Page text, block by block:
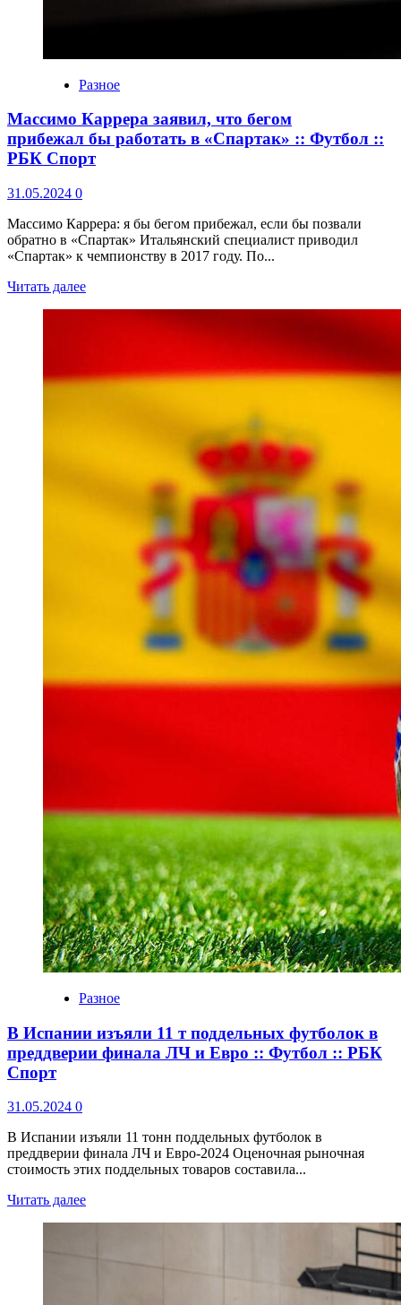
Разное
Массимо Каррера заявил, что бегом
прибежал бы работать в «Спартак» :: Футбол ::
РБК Спорт
31.05.2024 0
Массимо Каррера: я бы бегом прибежал, если бы позвали
обратно в «Спартак» Итальянский специалист приводил
«Спартак» к чемпионству в 2017 году. По...
Читать далее
Разное
В Испании изъяли 11 т поддельных футболок в
преддверии финала ЛЧ и Евро :: Футбол :: РБК
Спорт
31.05.2024 0
В Испании изъяли 11 тонн поддельных футболок в
преддверии финала ЛЧ и Евро-2024 Оценочная рыночная
стоимость этих поддельных товаров составила...
Читать далее